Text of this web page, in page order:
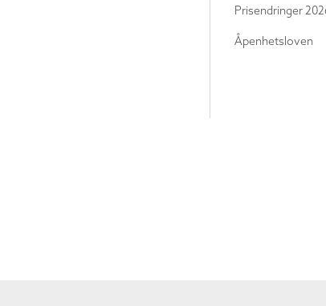
Prisendringer
Åpenhetsloven